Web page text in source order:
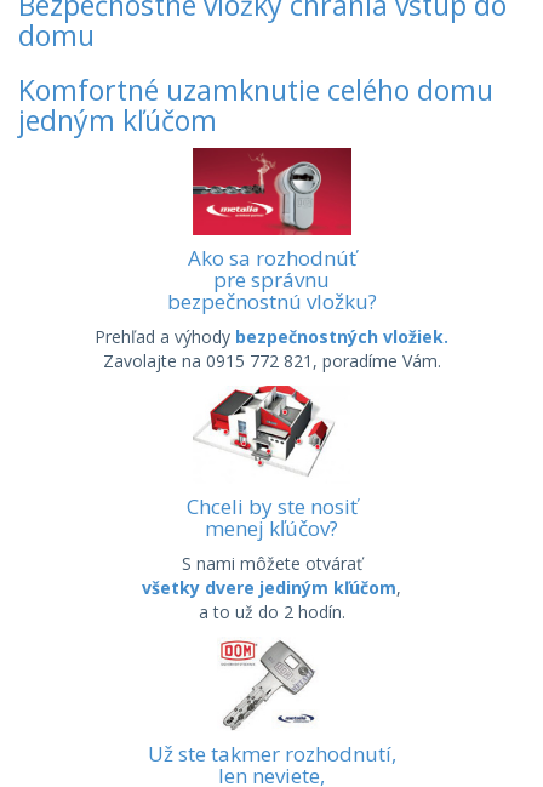
domu
Komfortné uzamknutie celého domu
jedným kľúčom
Ako sa rozhodnúť
pre správnu
bezpečnostnú vložku?
Prehľad a výhody bezpečnostných vložiek.
Zavolajte na 0915 772 821, poradíme Vám.
Chceli by ste nosiť
menej kľúčov?
S nami môžete otvárať
všetky dvere jediným kľúčom,
a to už do 2 hodín.
Už ste takmer rozhodnutí,
len neviete,